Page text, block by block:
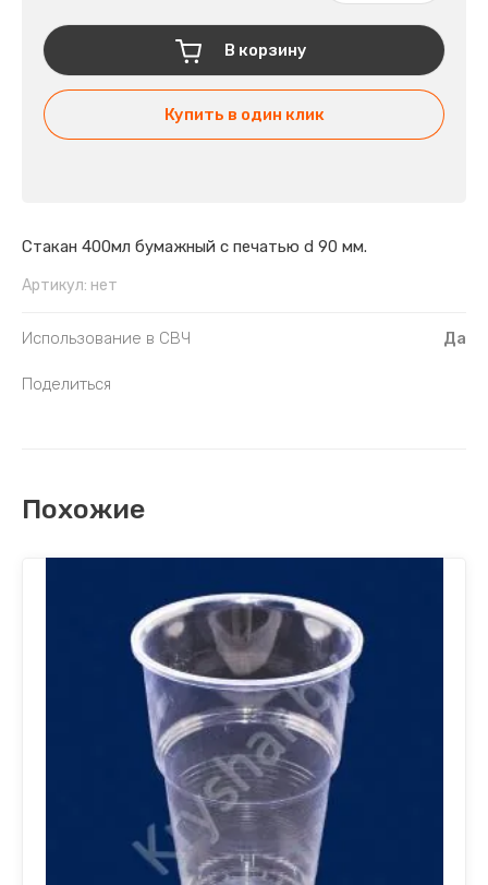
В корзину
Купить в один клик
Стакан 400мл бумажный с печатью d 90 мм.
Артикул: нет
Использование в СВЧ Да
Поделиться
Похожие